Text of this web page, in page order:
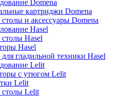
Domena
картриджи Domena
и аксессуары Domena
Hasel
Hasel
Hasel
гладильной техники Hasel
Lelit
с утюгом Lelit
Lelit
столы Lelit